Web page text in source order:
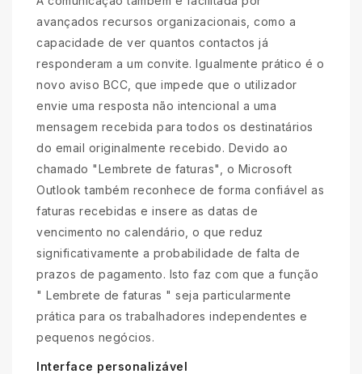
avançados recursos organizacionais, como a
capacidade de ver quantos contactos já
responderam a um convite. Igualmente prático é o
novo aviso BCC, que impede que o utilizador
envie uma resposta não intencional a uma
mensagem recebida para todos os destinatários
do email originalmente recebido. Devido ao
chamado "Lembrete de faturas", o Microsoft
Outlook também reconhece de forma confiável as
faturas recebidas e insere as datas de
vencimento no calendário, o que reduz
significativamente a probabilidade de falta de
prazos de pagamento. Isto faz com que a função
" Lembrete de faturas " seja particularmente
prática para os trabalhadores independentes e
pequenos negócios.
Interface personalizável